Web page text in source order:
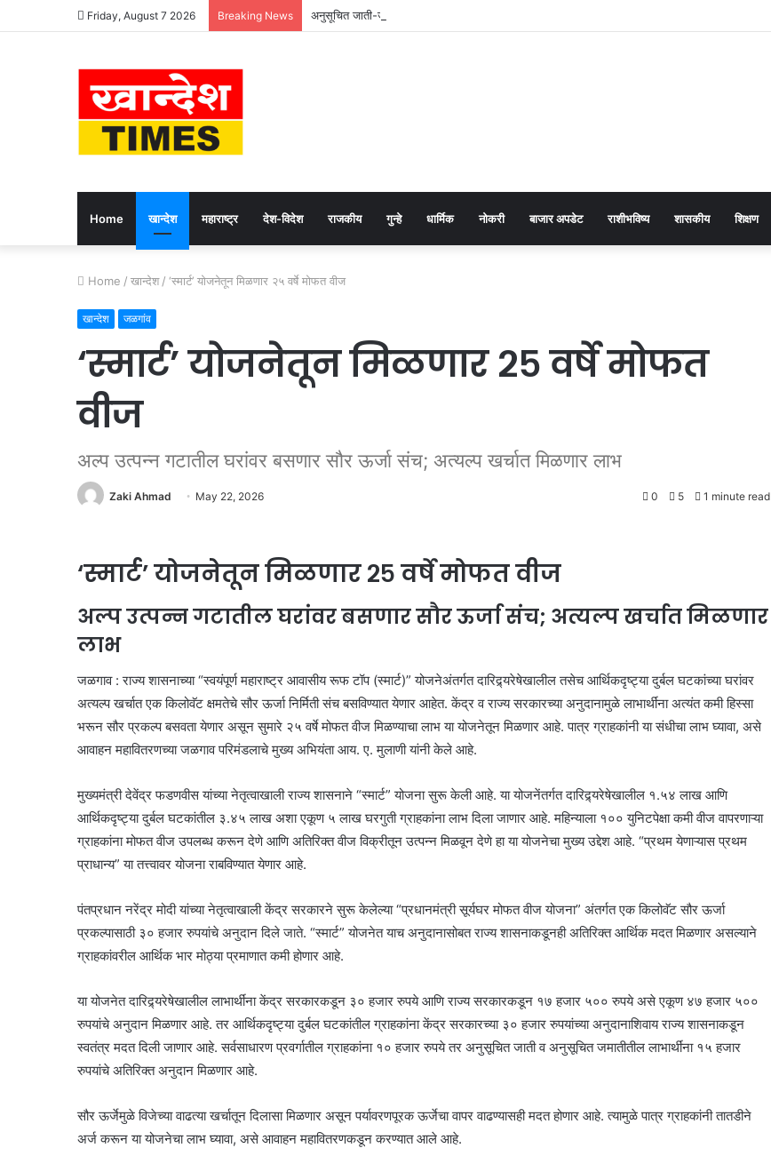
Friday, August 7 2026 Breaking News अनुसूचित जाती-जमाती अत्याचार प्रतिबंधक कायद्याच्या प्रभावी अंमलबजावणीसाठी १२५ पोलीस पाटलांची कार्यशाळा
Home खान्देश महाराष्ट्र देश-विदेश राजकीय गुन्हे धार्मिक नोकरी बाजार अपडेट राशीभविष्य शासकीय शिक्षण
Home / खान्देश / ‘स्मार्ट’ योजनेतून मिळणार २५ वर्षे मोफत वीज
खान्देश जळगांव
‘स्मार्ट’ योजनेतून मिळणार २५ वर्षे मोफत
वीज
अल्प उत्पन्न गटातील घरांवर बसणार सौर ऊर्जा संच; अत्यल्प खर्चात मिळणार लाभ
Zaki Ahmad May 22, 2026 0 5 1 minute read
‘स्मार्ट’ योजनेतून मिळणार २५ वर्षे मोफत वीज
अल्प उत्पन्न गटातील घरांवर बसणार सौर ऊर्जा संच; अत्यल्प खर्चात मिळणार
लाभ
जळगाव : राज्य शासनाच्या “स्वयंपूर्ण महाराष्ट्र आवासीय रूफ टॉप (स्मार्ट)” योजनेअंतर्गत दारिद्र्यरेषेखालील तसेच आर्थिकदृष्ट्या दुर्बल घटकांच्या घरांवर
अत्यल्प खर्चात एक किलोवॅट क्षमतेचे सौर ऊर्जा निर्मिती संच बसविण्यात येणार आहेत. केंद्र व राज्य सरकारच्या अनुदानामुळे लाभार्थींना अत्यंत कमी हिस्सा
भरून सौर प्रकल्प बसवता येणार असून सुमारे २५ वर्षे मोफत वीज मिळण्याचा लाभ या योजनेतून मिळणार आहे. पात्र ग्राहकांनी या संधीचा लाभ घ्यावा, असे
आवाहन महावितरणच्या जळगाव परिमंडलाचे मुख्य अभियंता आय. ए. मुलाणी यांनी केले आहे.
मुख्यमंत्री देवेंद्र फडणवीस यांच्या नेतृत्वाखाली राज्य शासनाने “स्मार्ट” योजना सुरू केली आहे. या योजनेंतर्गत दारिद्र्यरेषेखालील १.५४ लाख आणि
आर्थिकदृष्ट्या दुर्बल घटकांतील ३.४५ लाख अशा एकूण ५ लाख घरगुती ग्राहकांना लाभ दिला जाणार आहे. महिन्याला १०० युनिटपेक्षा कमी वीज वापरणाऱ्या
ग्राहकांना मोफत वीज उपलब्ध करून देणे आणि अतिरिक्त वीज विक्रीतून उत्पन्न मिळवून देणे हा या योजनेचा मुख्य उद्देश आहे. “प्रथम येणाऱ्यास प्रथम
प्राधान्य” या तत्त्वावर योजना राबविण्यात येणार आहे.
पंतप्रधान नरेंद्र मोदी यांच्या नेतृत्वाखाली केंद्र सरकारने सुरू केलेल्या “प्रधानमंत्री सूर्यघर मोफत वीज योजना” अंतर्गत एक किलोवॅट सौर ऊर्जा
प्रकल्पासाठी ३० हजार रुपयांचे अनुदान दिले जाते. “स्मार्ट” योजनेत याच अनुदानासोबत राज्य शासनाकडूनही अतिरिक्त आर्थिक मदत मिळणार असल्याने
ग्राहकांवरील आर्थिक भार मोठ्या प्रमाणात कमी होणार आहे.
या योजनेत दारिद्र्यरेषेखालील लाभार्थींना केंद्र सरकारकडून ३० हजार रुपये आणि राज्य सरकारकडून १७ हजार ५०० रुपये असे एकूण ४७ हजार ५००
रुपयांचे अनुदान मिळणार आहे. तर आर्थिकदृष्ट्या दुर्बल घटकांतील ग्राहकांना केंद्र सरकारच्या ३० हजार रुपयांच्या अनुदानाशिवाय राज्य शासनाकडून
स्वतंत्र मदत दिली जाणार आहे. सर्वसाधारण प्रवर्गातील ग्राहकांना १० हजार रुपये तर अनुसूचित जाती व अनुसूचित जमातीतील लाभार्थींना १५ हजार
रुपयांचे अतिरिक्त अनुदान मिळणार आहे.
सौर ऊर्जेमुळे विजेच्या वाढत्या खर्चातून दिलासा मिळणार असून पर्यावरणपूरक ऊर्जेचा वापर वाढण्यासही मदत होणार आहे. त्यामुळे पात्र ग्राहकांनी तातडीने
अर्ज करून या योजनेचा लाभ घ्यावा, असे आवाहन महावितरणकडून करण्यात आले आहे.